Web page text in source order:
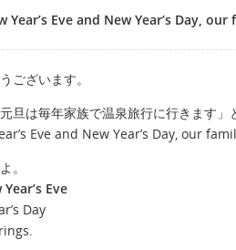
Year’s Eve and New Year’s Day,
ございます。
旦は毎年家族で温泉旅行に行きます」
Eve and New Year’s Day, our
。
Eve
Day